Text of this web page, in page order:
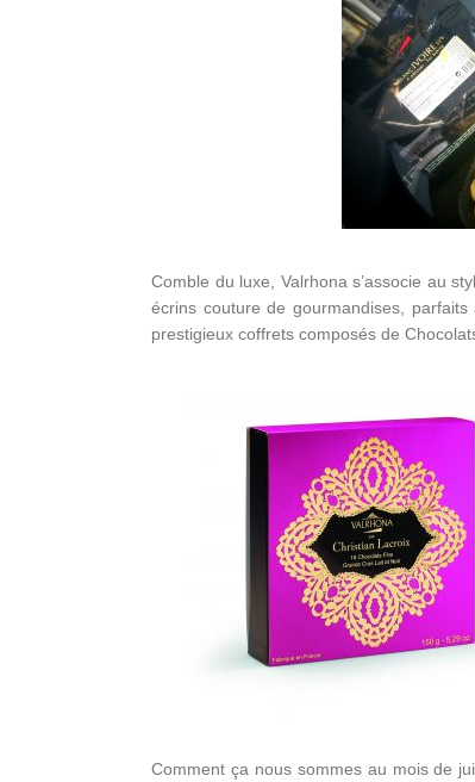
Comble du luxe, Valrhona s’associe au
écrins couture de gourmandises,
prestigieux coffrets composés de
Comment ça nous sommes au mois de